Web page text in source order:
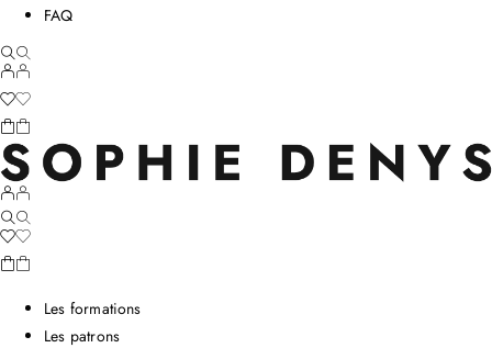
FAQ
Les formations
Les patrons